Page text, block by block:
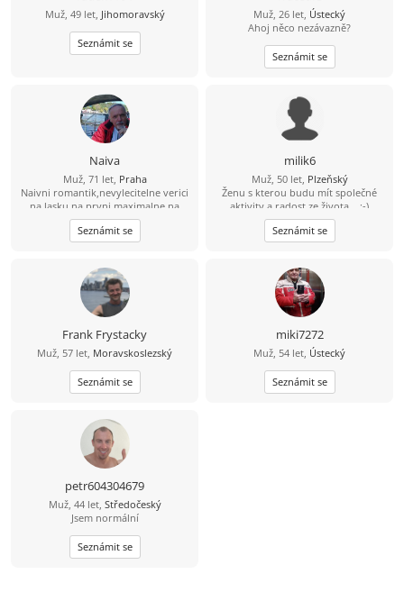
Muž, 49 let, Jihomoravský
Seznámit se
Muž, 26 let, Ústecký
Ahoj něco nezávazně?
Seznámit se
Naiva
Muž, 71 let, Praha
Naivni romantik,nevylecitelne verici
na lasku na prvni,maximalne na
druhy pohled,hleda veselou
sympatickou pohodarku.Raj na zemi
neslibuji,ale modre z nebe prinesu.
Seznámit se
milik6
Muž, 50 let, Plzeňský
Ženu s kterou budu mít společné
aktivity a radost ze života... :-)
Seznámit se
Frank Frystacky
Muž, 57 let, Moravskoslezský
Seznámit se
miki7272
Muž, 54 let, Ústecký
Seznámit se
petr604304679
Muž, 44 let, Středočeský
Jsem normální
Seznámit se